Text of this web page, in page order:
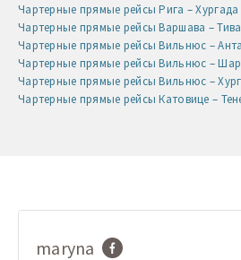
Чартерные прямые рейсы Рига – Хургада
Чартерные прямые рейсы Варшава –
Чартерные прямые рейсы Вильнюс –
Чартерные прямые рейсы Вильнюс –
Чартерные прямые рейсы Вильнюс –
Чартерные прямые рейсы Катовице –
maryna